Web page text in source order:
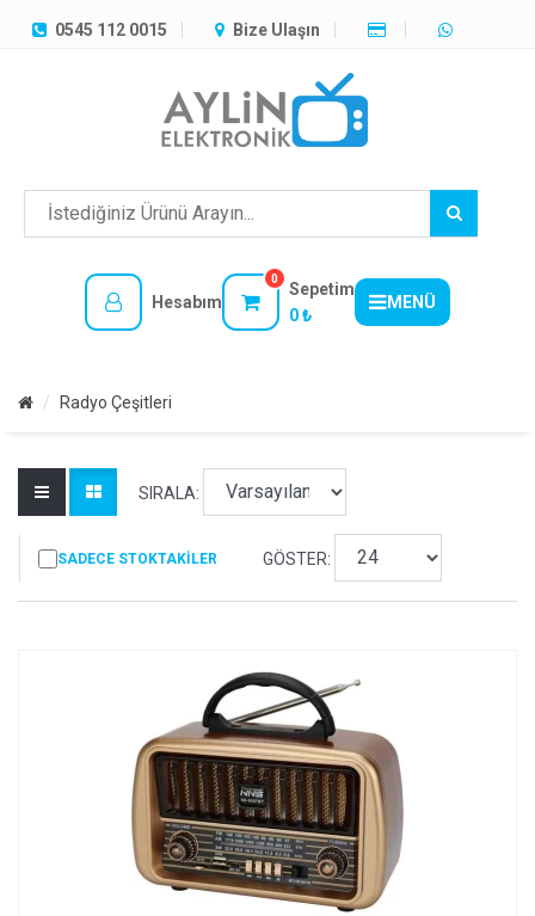
0545 112 0015 Bize Ulaşın
Hesabım
0
Sepetim
0 ₺
MENÜ
TÜM
Radyo Çeşitleri
SIRALA:
SADECE STOKTAKILER GÖSTER: